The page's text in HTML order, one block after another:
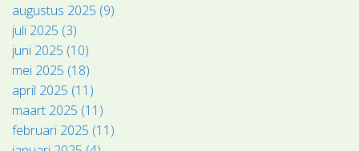
augustus 2025 (9)
juli 2025 (3)
juni 2025 (10)
mei 2025 (18)
april 2025 (11)
maart 2025 (11)
februari 2025 (11)